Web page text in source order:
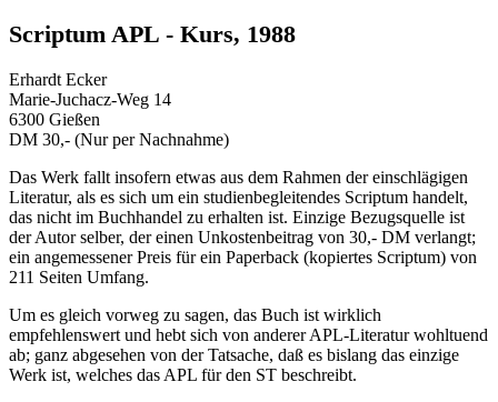
Scriptum APL - Kurs, 1988
Erhardt Ecker
Marie-Juchacz-Weg 14
6300 Gießen
DM 30,- (Nur per Nachnahme)
Das Werk fallt insofern etwas aus dem Rahmen der einschlägigen
Literatur, als es sich um ein studienbegleitendes Scriptum handelt,
das nicht im Buchhandel zu erhalten ist. Einzige Bezugsquelle ist
der Autor selber, der einen Unkostenbeitrag von 30,- DM verlangt;
ein angemessener Preis für ein Paperback (kopiertes Scriptum) von
211 Seiten Umfang.
Um es gleich vorweg zu sagen, das Buch ist wirklich
empfehlenswert und hebt sich von anderer APL-Literatur wohltuend
ab; ganz abgesehen von der Tatsache, daß es bislang das einzige
Werk ist, welches das APL für den ST beschreibt.